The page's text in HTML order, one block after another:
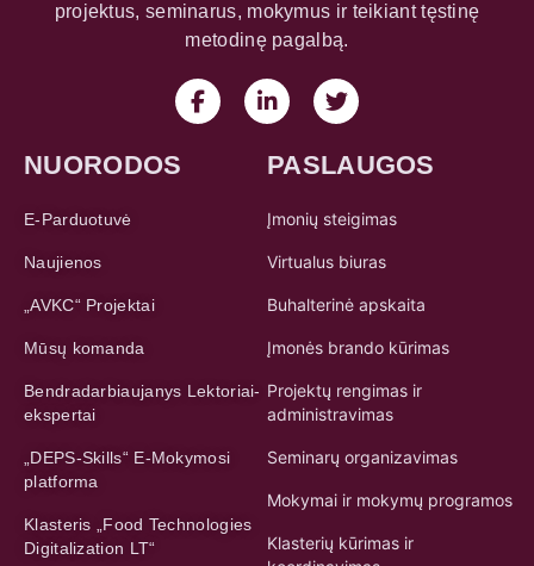
projektus, seminarus, mokymus ir teikiant tęstinę
metodinę pagalbą.
NUORODOS
E-Parduotuvė
Naujienos
„AVKC“ Projektai
Mūsų komanda
Bendradarbiaujanys Lektoriai-
ekspertai
„DEPS-Skills“ E-Mokymosi
platforma
Klasteris „Food Technologies
Digitalization LT“
PASLAUGOS
Įmonių steigimas
Virtualus biuras
Buhalterinė apskaita
Įmonės brando kūrimas
Projektų rengimas ir
administravimas
Seminarų organizavimas
Mokymai ir mokymų programos
Klasterių kūrimas ir